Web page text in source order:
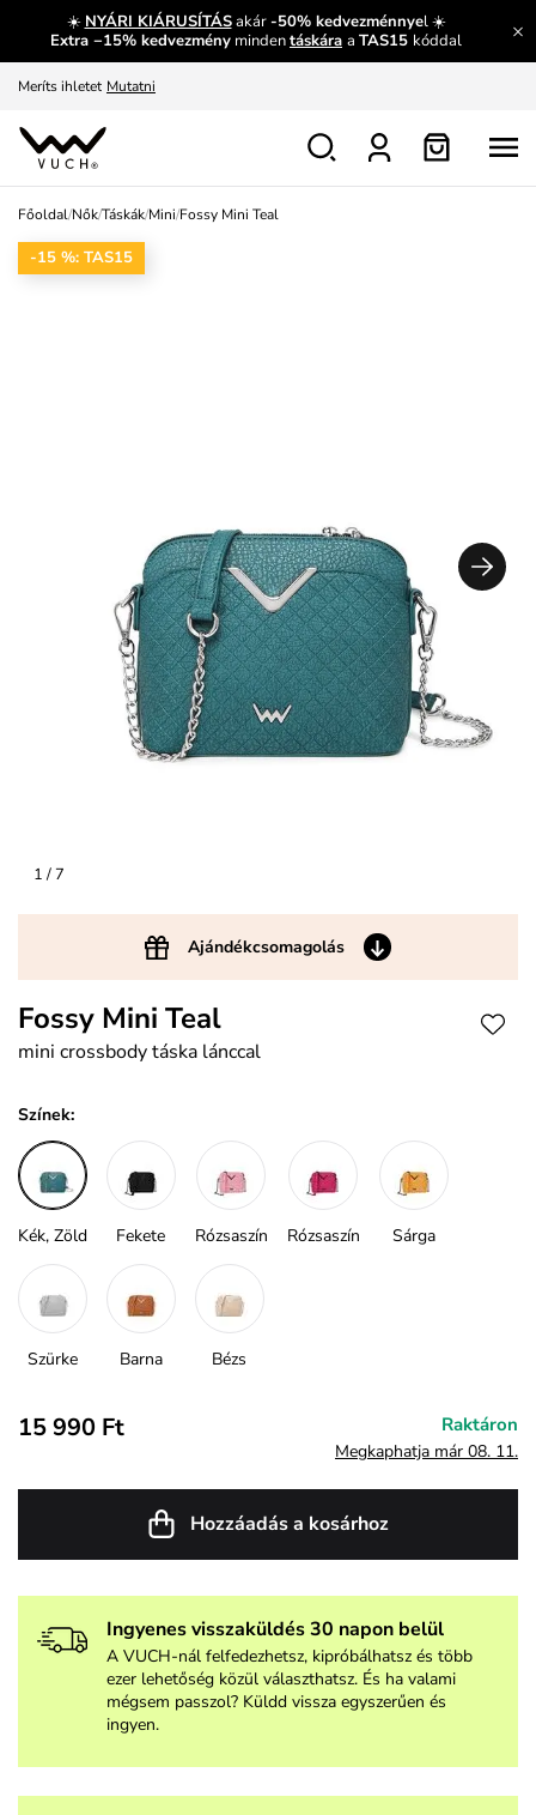
☀️ NYÁRI KIÁRUSÍTÁSakár-50% kedvezménnyel ☀️
Extra −15% kedvezmény mindentáskára a TAS15 kóddal
Fedezze fel velünk az újdonságokat. Megtekintés
Meríts ihletet Mutatni
Ingyenes csere és visszaküldés
Főoldal/Nők/Táskák/Mini/Fossy Mini Teal
1/ 7
Ajándékcsomagolás
-15 %: TAS15
Fossy Mini Teal
mini crossbody táska lánccal
Színek:
Kék, Zöld Fekete Rózsaszín Rózsaszín Sárga
Szürke Barna Bézs
15 990 Ft Raktáron
Megkaphatja már 08. 11.
Hozzáadás a kosárhoz
Ingyenes visszaküldés 30 napon belül
A VUCH-nál felfedezhetsz, kipróbálhatsz és több
ezer lehetőség közül választhatsz. És ha valami
mégsem passzol? Küldd vissza egyszerűen és
ingyen.